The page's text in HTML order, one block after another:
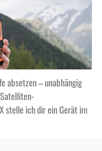
absetzen – unabhängig
stelle ich dir ein Gerät im